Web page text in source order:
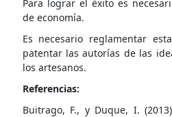
Para lograr el éxito es
de economía.
Es necesario reglamentar
patentar las autorías de las
los artesanos.
Referencias:
Buitrago, F., y Duque, I.